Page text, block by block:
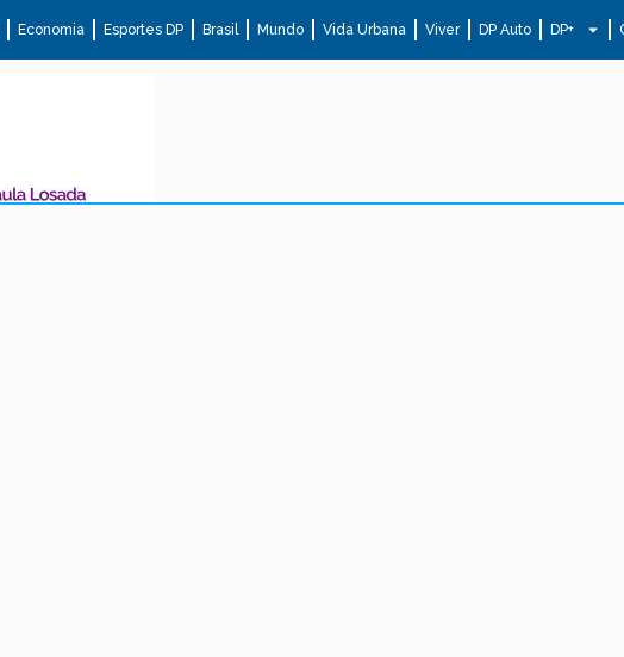
Economia Esportes DP Brasil Mundo Vida Urbana Viver DP Auto DP+